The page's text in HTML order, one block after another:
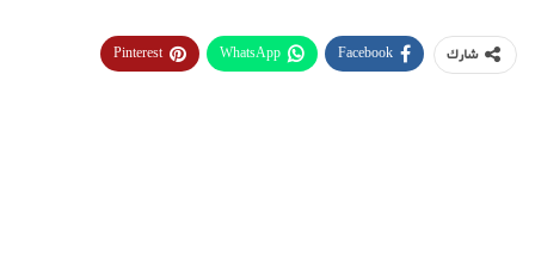
شارك Facebook
WhatsApp
Pinterest